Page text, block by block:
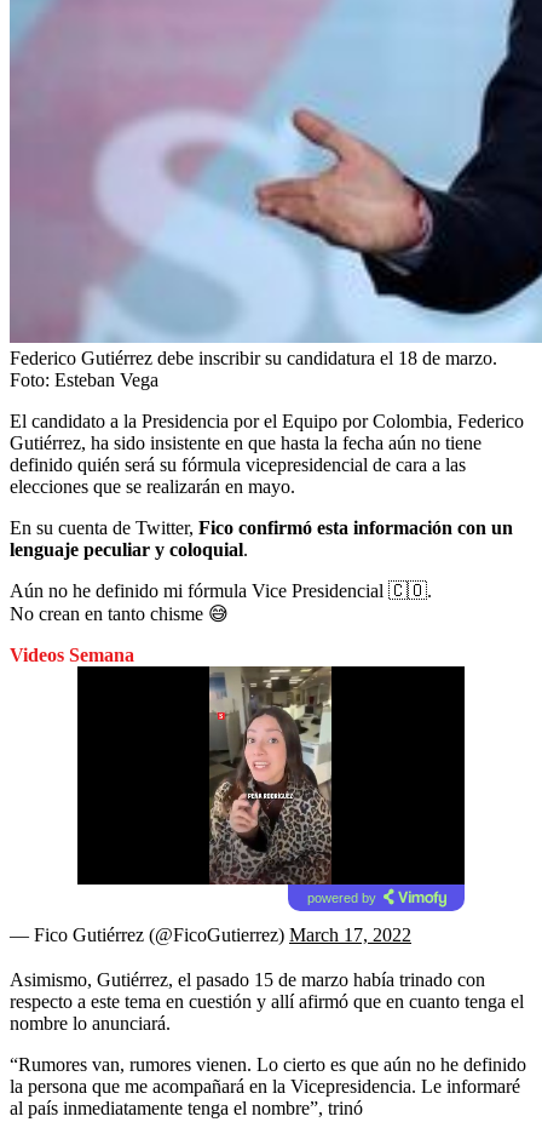
Federico Gutiérrez debe inscribir su candidatura el 18 de marzo.
Foto: Esteban Vega
El candidato a la Presidencia por el Equipo por Colombia, Federico
Gutiérrez, ha sido insistente en que hasta la fecha aún no tiene
definido quién será su fórmula vicepresidencial de cara a las
elecciones que se realizarán en mayo.
En su cuenta de Twitter, Fico confirmó esta información con un
lenguaje peculiar y coloquial.
Aún no he definido mi fórmula Vice Presidencial 🇨🇴.
No crean en tanto chisme 😅
Videos Semana
powered by
— Fico Gutiérrez (@FicoGutierrez) March 17, 2022
Asimismo, Gutiérrez, el pasado 15 de marzo había trinado con
respecto a este tema en cuestión y allí afirmó que en cuanto tenga el
nombre lo anunciará.
“Rumores van, rumores vienen. Lo cierto es que aún no he definido
la persona que me acompañará en la Vicepresidencia. Le informaré
al país inmediatamente tenga el nombre”, trinó